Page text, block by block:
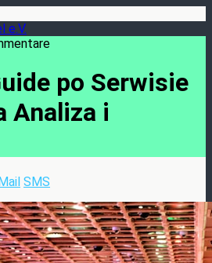
e.V.
po Serwisie
Analiza i
SMS